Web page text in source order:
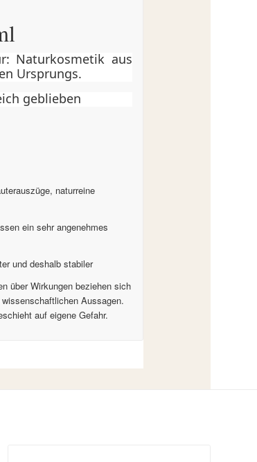
Naturkosmetik aus
Ursprungs.
geblieben
naturreine
ein sehr angenehmes
und deshalb stabiler
über Wirkungen beziehen sich
Aussagen.
auf eigene Gefahr.